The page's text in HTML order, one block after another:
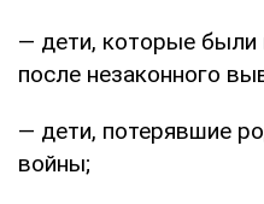
— дети, которые
после незаконного
— дети, потерявшие
войны;